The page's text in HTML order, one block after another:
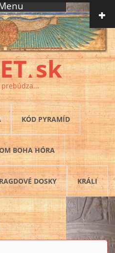
▲ sk
prebúdza...
KÓD PYRAMÍD
BOHA HÓRA
DOSKY KRÁLI